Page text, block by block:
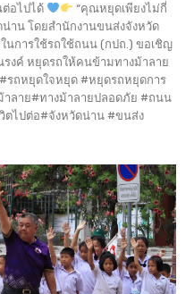
ต่อไปได้
“คุณหยุดเพียงไม่กี่
าน โดยสำนักงานขนส่งจังหวัด
นการใช้รถใช้ถนน (กปถ.) ขอเชิญ
งค์ หยุดรถให้คนข้ามทางม้าลาย
รถหยุดใจหยุด #หยุดรถหยุดการ
าลาย#ทางม้าลายปลอดภัย #ถนน
ตไปต่อ#จังหวัดน่าน #ขนส่ง